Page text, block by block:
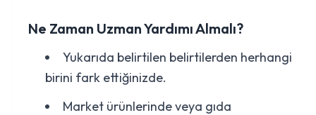
Ne Zaman Uzman Yardımı Almalı?
Yukarıda belirtilen belirtilerden herhangi
birini fark ettiğinizde.
Market ürünlerinde veya gıda